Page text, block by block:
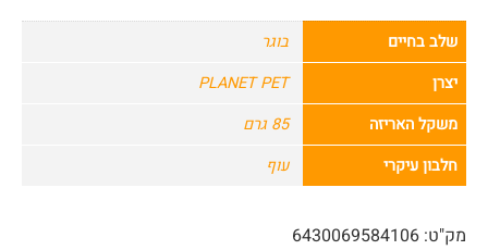
שלב בחיים
בוגר
יצרן
PLANET PET
משקל האריזה
85 גרם
חלבון עיקרי
עוף
מק"ט: 6430069584106